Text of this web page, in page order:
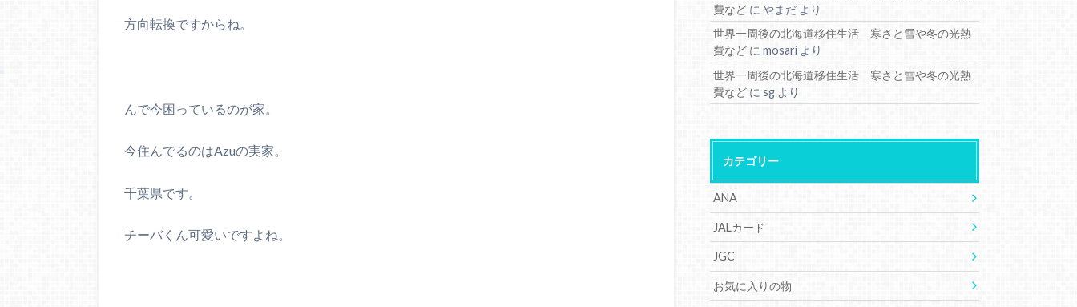
方向転換ですからね。
んで今困っているのが家。
今住んでるのはAzuの実家。
千葉県です。
チーバくん可愛いですよね。
費など にやまだ より
世界一周後の北海道移住生活 寒さと雪や冬の光熱
費など にmosari より
世界一周後の北海道移住生活 寒さと雪や冬の光熱
費など にsg より
カテゴリー
ANA
JALカード
JGC
お気に入りの物